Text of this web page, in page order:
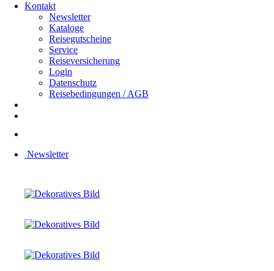
Kontakt
Newsletter
Kataloge
Reisegutscheine
Service
Reiseversicherung
Login
Datenschutz
Reisebedingungen / AGB
Newsletter